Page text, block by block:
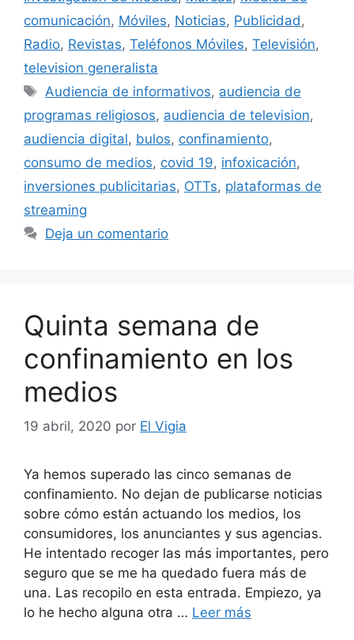
comunicación, Móviles, Noticias, Publicidad ,
Radio, Revistas, Teléfonos Móviles, Televisión,
television generalista
Etiquetas
Audiencia de informativos, audiencia de
programas religiosos, audiencia de television,
audiencia digital, bulos, confinamiento,
consumo de medios, covid 19, infoxicación,
inversiones publicitarias, OTTs, plataformas de
streaming
Deja un comentario
Quinta semana de
confinamiento en los
medios
19 abril, 2020 por El Vigia
Ya hemos superado las cinco semanas de
confinamiento. No dejan de publicarse noticias
sobre cómo están actuando los medios, los
consumidores, los anunciantes y sus agencias.
He intentado recoger las más importantes, pero
seguro que se me ha quedado fuera más de
una. Las recopilo en esta entrada. Empiezo, ya
lo he hecho alguna otra … Leer más